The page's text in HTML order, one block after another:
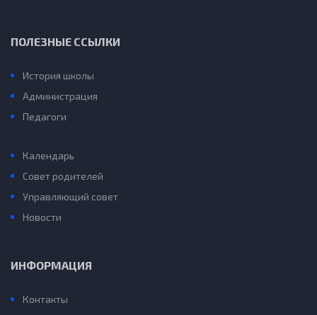
ПОЛЕЗНЫЕ ССЫЛКИ
История школы
Администрация
Педагоги
Календарь
Совет родителей
Управляющий совет
Новости
ИНФОРМАЦИЯ
Контакты